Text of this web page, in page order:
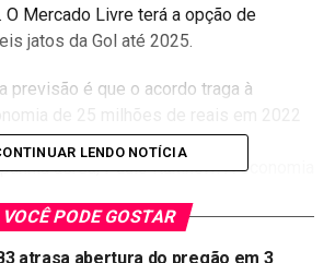
Mercado Livre terá a opção de
jatos da Gol até 2025.
previsão é que o acordo traga à
2023, explicou o presidente-
aérea, Paulo Kakinoff. A economia
que não mais acontecerá.
LENDO NOTÍCIA
VOCÊ PODE GOSTAR
atrasa abertura do pregão em 3